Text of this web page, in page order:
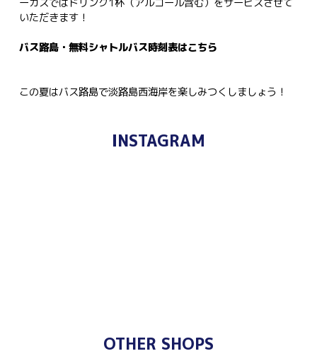
いただきます！
バス路島・無料シャトルバス時刻表はこちら
この夏はバス路島で淡路島西海岸を楽しみつくしましょう！
INSTAGRAM
OTHER SHOPS